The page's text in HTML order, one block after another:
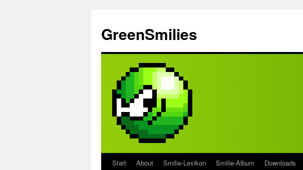
springen
GreenSmilies
Start About Smilie-Lexikon Smilie-Album Downloads